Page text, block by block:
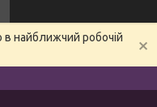
найближчий робочій